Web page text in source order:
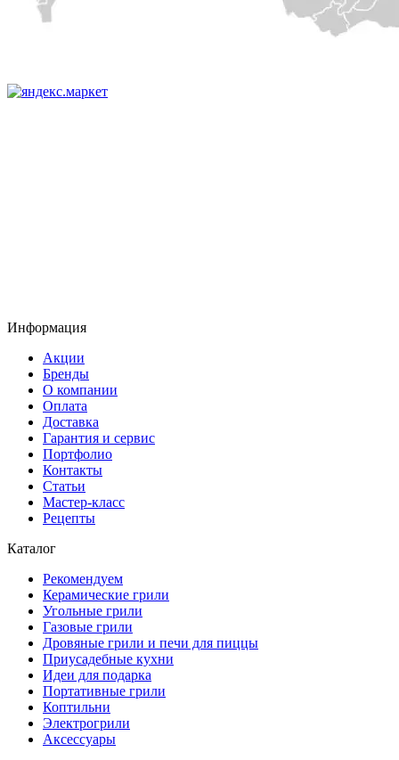
Информация
Акции
Бренды
О компании
Оплата
Доставка
Гарантия и сервис
Портфолио
Контакты
Статьи
Мастер-класс
Рецепты
Каталог
Рекомендуем
Керамические грили
Угольные грили
Газовые грили
Дровяные грили и печи для пиццы
Приусадебные кухни
Идеи для подарка
Портативные грили
Коптильни
Электрогрили
Аксессуары